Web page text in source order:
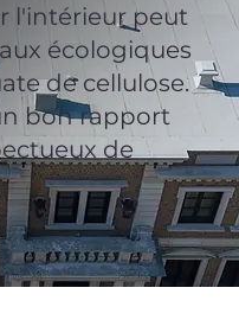
l'intérieur peut
écologiques
de cellulose.
bon rapport
de